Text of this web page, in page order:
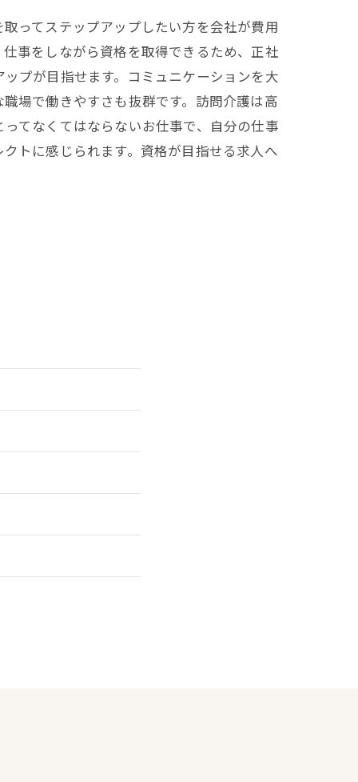
ってステップアップしたい方を会社が費用
事をしながら資格を取得できるため、正社
プが目指せます。コミュニケーションを大
場で働きやすさも抜群です。訪問介護は高
てなくてはならないお仕事で、自分の仕事
トに感じられます。資格が目指せる求人へ